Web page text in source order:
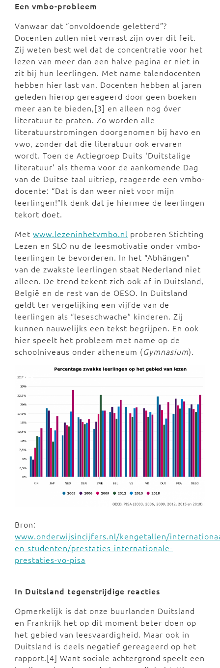
Een vmbo-probleem
Vanwaar dat “onvoldoende geletterd”?
Docenten zullen niet verrast zijn over dit feit.
Zij weten best wel dat de concentratie voor het
lezen van meer dan een halve pagina er niet in
zit bij hun leerlingen. Met name talendocenten
hebben hier last van. Docenten hebben al jaren
geleden hierop gereageerd door geen boeken
meer aan te bieden,[3] en alleen nog óver
literatuur te praten. Zo worden alle
literatuurstromingen doorgenomen bij havo en
vwo, zonder dat die literatuur ook ervaren
wordt. Toen de Actiegroep Duits ‘Duitstalige
literatuur’ als thema voor de aankomende Dag
van de Duitse taal uitriep, reageerde een vmbo-
docente: “Dat is dan weer niet voor mijn
leerlingen!”Ik denk dat je hiermee de leerlingen
tekort doet.
Met www.lezeninhetvmbo.nl proberen Stichting
Lezen en SLO nu de leesmotivatie onder vmbo-
leerlingen te bevorderen. In het “Abhängen”
van de zwakste leerlingen staat Nederland niet
alleen. De trend tekent zich ook af in Duitsland,
België en de rest van de OESO. In Duitsland
geldt ter vergelijking een vijfde van de
leerlingen als “leseschwache” kinderen. Zij
kunnen nauwelijks een tekst begrijpen. En ook
hier speelt het probleem met name op de
schoolniveaus onder atheneum (Gymnasium).
Bron:
www.onderwijsincijfers.nl/kengetallen/
en-studenten/prestaties-internationale-
prestaties-vo-pisa
In Duitsland tegenstrijdige reacties
Opmerkelijk is dat onze buurlanden Duitsland
en Frankrijk het op dit moment beter doen op
het gebied van leesvaardigheid. Maar ook in
Duitsland is deels negatief gereageerd op het
rapport.[4] Want sociale achtergrond speelt een